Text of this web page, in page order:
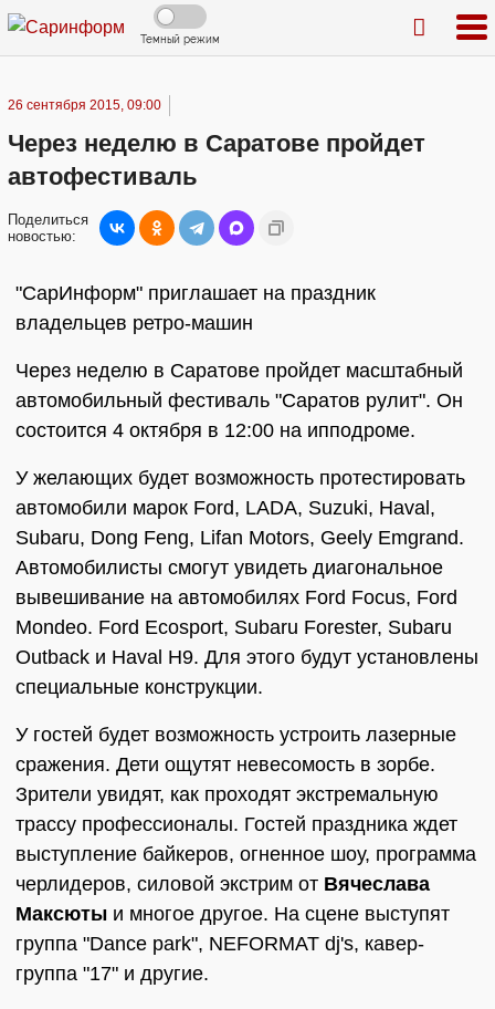
Темный режим
26 сентября 2015, 09:00
Через неделю в Саратове пройдет
автофестиваль
Поделиться
новостью:
"СарИнформ" приглашает на праздник
владельцев ретро-машин
Через неделю в Саратове пройдет масштабный
автомобильный фестиваль "Саратов рулит". Он
состоится 4 октября в 12:00 на ипподроме.
У желающих будет возможность протестировать
автомобили марок Ford, LADA, Suzuki, Haval,
Subaru, Dong Feng, Lifan Motors, Geely Emgrand.
Автомобилисты смогут увидеть диагональное
вывешивание на автомобилях Ford Focus, Ford
Mondeo. Ford Ecosport, Subaru Forester, Subaru
Outback и Haval H9. Для этого будут установлены
специальные конструкции.
У гостей будет возможность устроить лазерные
сражения. Дети ощутят невесомость в зорбе.
Зрители увидят, как проходят экстремальную
трассу профессионалы. Гостей праздника ждет
выступление байкеров, огненное шоу, программа
черлидеров, силовой экстрим от Вячеслава
Максюты и многое другое. На сцене выступят
группа "Dance park", NEFORMAT dj's, кавер-
группа "17" и другие.